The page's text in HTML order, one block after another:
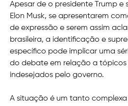
Apesar de o presidente Trump e
Elon Musk, se apresentarem
de expressão e serem assim
brasileira, a identificação e
específico pode implicar uma
do debate em relação a tópicos
indesejados pelo governo.
A situação é um tanto